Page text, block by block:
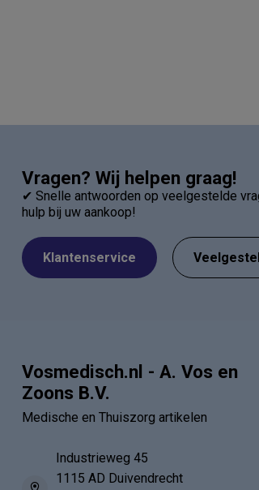
Vragen? Wij helpen graag!
✔ Snelle antwoorden op veelgestelde
hulp bij uw aankoop!
Klantenservice
Vosmedisch.nl - A. Vos en
Zoons B.V.
Medische en Thuiszorg artikelen
Industrieweg 45
1115 AD Duivendrecht